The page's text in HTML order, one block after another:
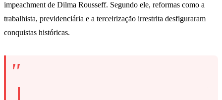
impeachment de Dilma Rousseff. Segundo ele, reformas como a
trabalhista, previdenciária e a terceirização irrestrita desfiguraram
conquistas históricas.